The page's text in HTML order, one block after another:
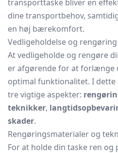
transporttaske bliver en
dine transportbehov,
en høj bærekomfort.
Vedligeholdelse og rengøring
At vedligeholde og rengøre
er afgørende for at forlænge
optimal funktionalitet. I dette
tre vigtige aspekter:
teknikker,
skader.
Rengøringsmaterialer og
For at holde din taske ren